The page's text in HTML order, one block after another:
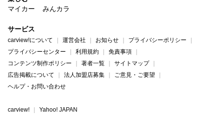
マイカー
みんカラ
サービス
carview!について 運営会社 お知らせ
プライバシーポリシー
プライバシーセンター
利用規約
免責事項
コンテンツ制作ポリシー
著者一覧
サイトマップ
広告掲載について
法人加盟店募集
ご意見・ご要望
ヘルプ・お問い合わせ
carview! Yahoo! JAPAN